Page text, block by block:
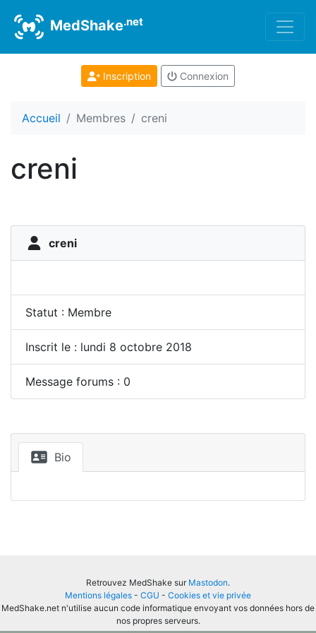
MedShake.net
Inscription Connexion
Accueil Membres creni
creni
creni
Statut : Membre
Inscrit le : lundi 8 octobre 2018
Message forums : 0
Bio
Retrouvez MedShake sur Mastodon.
Mentions légales - CGU - Cookies et vie privée
MedShake.net n'utilise aucun code informatique envoyant vos données hors de
nos propres serveurs.